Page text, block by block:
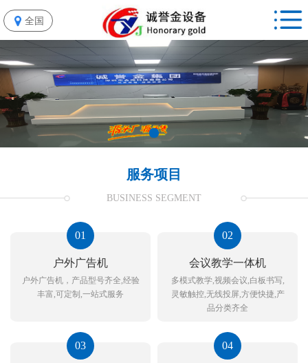
全国
服务项目
BUSINESS SEGMENT
01
户外广告机
户外广告机，产品型号齐全,经验
丰富,可定制,一站式服务
02
会议教学一体机
多模式教学,视频会议,白板书写,
灵敏触控,无线投屏,方便快捷,产
品分类齐全
03 04